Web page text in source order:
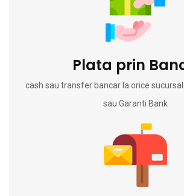
Plata prin
cash sau transfer bancar la orice
sau Garanti Bank